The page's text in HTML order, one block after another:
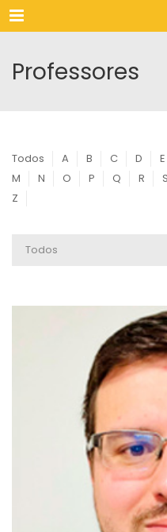
Menu
Professores
Todos A B C D E
M
N O P Q R S
Z